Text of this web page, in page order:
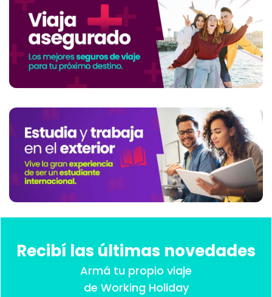
Recibí las últimas novedades
Armá tu propio viaje
de Working Holiday